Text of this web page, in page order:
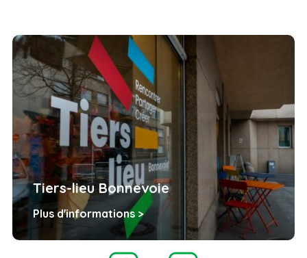
Tiers-lieu Bonnevoie
Plus d'informations >